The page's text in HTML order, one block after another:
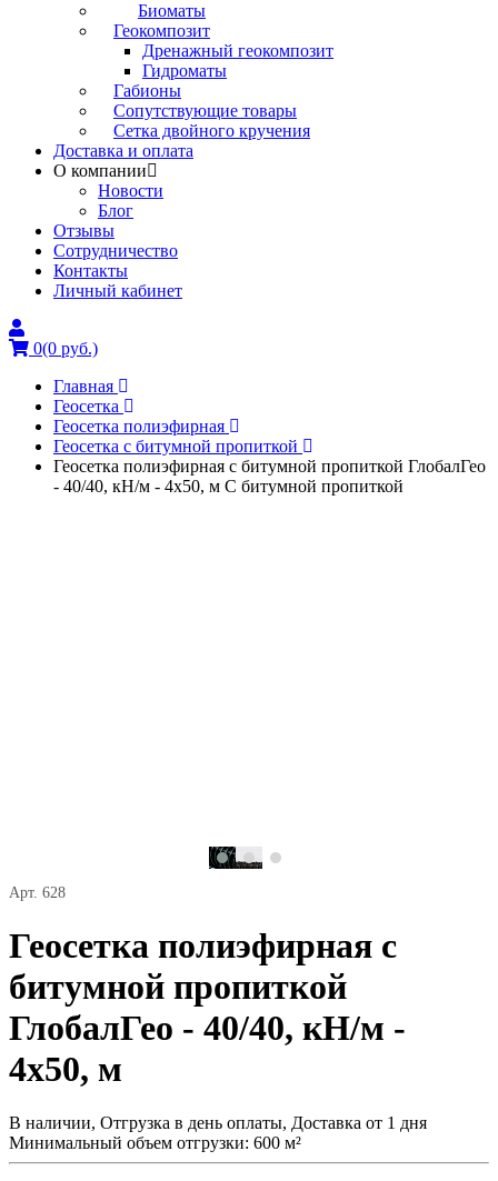
Биоматы
Геокомпозит
Дренажный геокомпозит
Гидроматы
Габионы
Сопутствующие товары
Сетка двойного кручения
Доставка и оплата
О компании
Новости
Блог
Отзывы
Сотрудничество
Контакты
Личный кабинет
0(0 руб.)
Главная
Геосетка
Геосетка полиэфирная
Геосетка с битумной пропиткой
Геосетка полиэфирная с битумной пропиткой ГлобалГео
- 40/40, кН/м - 4x50, м С битумной пропиткой
Арт. 628
Геосетка полиэфирная с
битумной пропиткой
ГлобалГео - 40/40, кН/м -
4x50, м
В наличии, Отгрузка в день оплаты, Доставка от 1 дня
Минимальный объем отгрузки: 600 м²